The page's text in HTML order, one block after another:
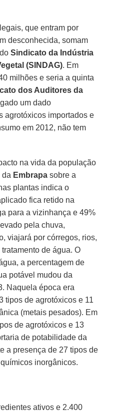
que entram por
desconhecida, somam
doSindicato da Indústria
(SINDAG). Em
milhões e seria a quinta
dos Auditores da
um dado
agrotóxicos importados e
em 2012, não tem
na vida da população
da Embrapa sobre a
plantas indica o
fica retido na
para a vizinhança e 49%
pela chuva,
viajará por córregos, rios,
de água. O
a percentagem de
potável mudou da
Naquela época era
tipos de agrotóxicos e 11
(metais pesados). Em
de agrotóxicos e 13
de potabilidade da
a presença de 27 tipos de
inorgânicos.
ativos e 2.400